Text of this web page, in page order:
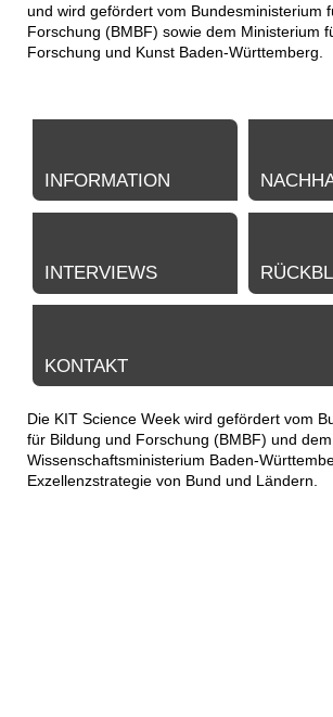
und wird gefördert vom Bundesministerium
Forschung (BMBF) sowie dem Ministerium
Forschung und Kunst Baden-Württemberg.
INFORMATION
INTERVIEWS
KONTAKT
Die KIT Science Week wird gefördert vom
für Bildung und Forschung (BMBF) und dem
Wissenschaftsministerium Baden-
Exzellenzstrategie von Bund und Ländern.